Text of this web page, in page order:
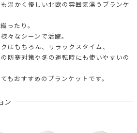
温かく優しい北欧の雰囲気漂うブランケ
ったり。
々なシーンで活躍。
はもちろん、リラックスタイム、
防寒対策や冬の運転時にも使いやすいの
もおすすめのブランケットです。
ン